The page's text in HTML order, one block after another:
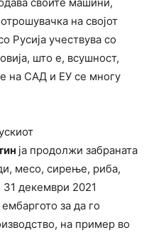
своите машини,
на својот
Русија учествува со
што е, всушност,
на САД и ЕУ се многу
ја продолжи забраната
месо, сирење, риба,
декември 2021
за да го
на пример во